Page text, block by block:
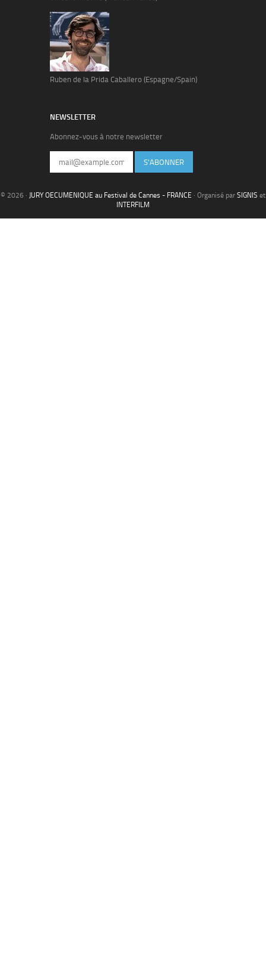
Ruben de la Prida Caballero (Espagne/Spain)
NEWSLETTER
Abonnez-vous à notre newsletter
S'ABONNER
© 2026 · JURY OECUMENIQUE au Festival de Cannes - FRANCE · Organisé par SIGNIS et
INTERFILM